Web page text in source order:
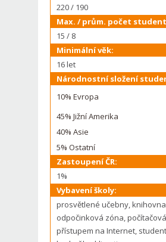
220 / 190
Max. / prům. počet
15 / 8
Minimální věk:
16 let
Národnostní složení
10% Evropa
45% Jižní Amerika
40% Asie
5% Ostatní
Zastoupení ČR:
1%
Vybavení školy:
prosvětlené učebny,
odpočinková zóna,
přístupem na Internet,